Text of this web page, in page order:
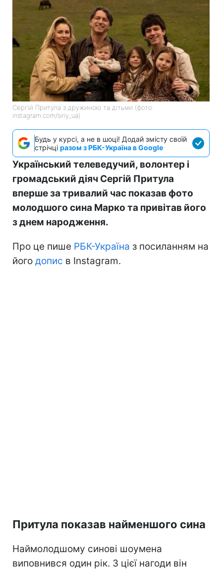
Сергій Притула з дружиною та дітьми (фото:
instagram.com/siriy_ua)
Будь у курсі, а не в шоці! Додай змісту своїй
стрічці разом з РБК-Україна в Google
Український телеведучий, волонтер і
громадський діяч Сергій Притула
вперше за тривалий час показав фото
молодшого сина Марко та привітав його
з днем народження.
Про це пише РБК-Україна з посиланням на
його допис в Instagram.
Притула показав найменшого сина
Наймолодшому синові шоумена
виповнився один рік. З цієї нагоди він